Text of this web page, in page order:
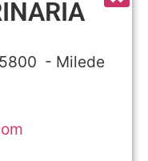
- Milede